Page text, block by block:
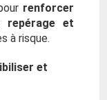
renforcer
repérage et
à risque.
et